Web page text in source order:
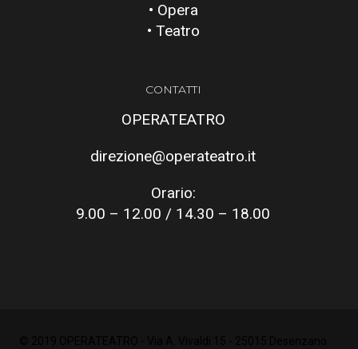
• Opera
• Teatro
CONTATTI
OPERATEATRO
direzione@operateatro.it
Orario:
9.00 – 12.00 / 14.30 – 18.00